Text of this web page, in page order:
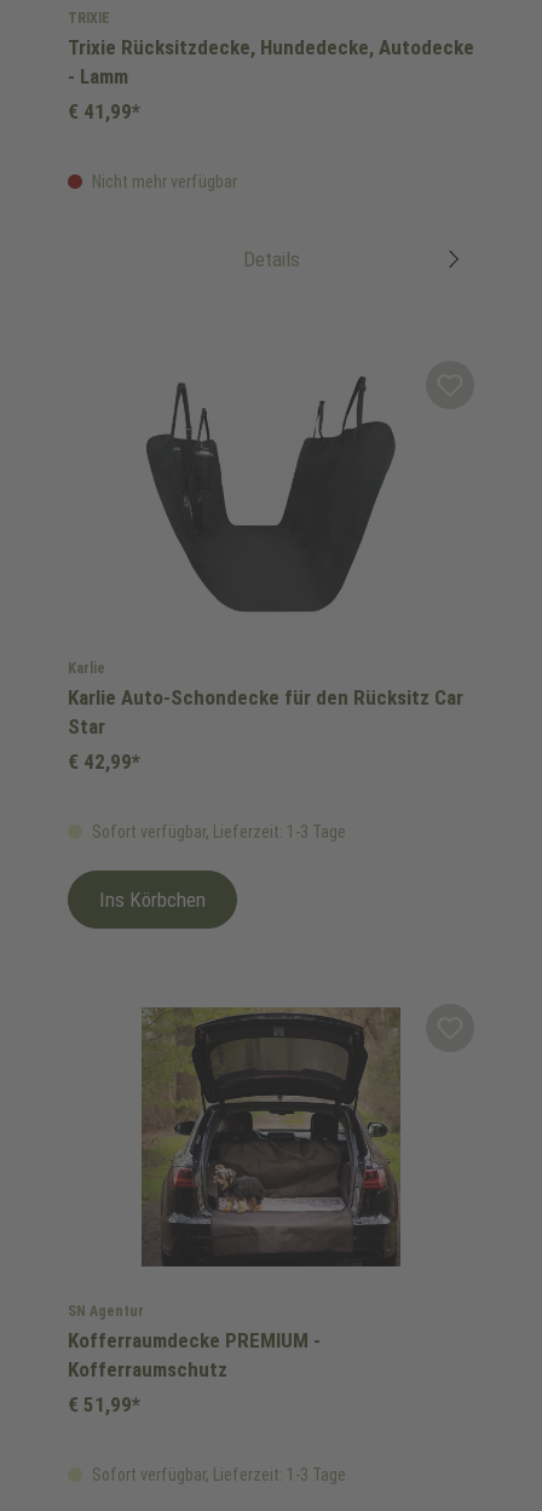
TRIXIE
Trixie Rücksitzdecke, Hundedecke, Autodecke
- Lamm
Nicht mehr verfügbar
€ 41,99*
Details
Karlie
Karlie Auto-Schondecke für den Rücksitz Car
Star
Sofort verfügbar, Lieferzeit: 1-3 Tage
€ 42,99*
Ins Körbchen
SN Agentur
Kofferraumdecke PREMIUM -
Kofferraumschutz
Sofort verfügbar, Lieferzeit: 1-3 Tage
€ 51,99*